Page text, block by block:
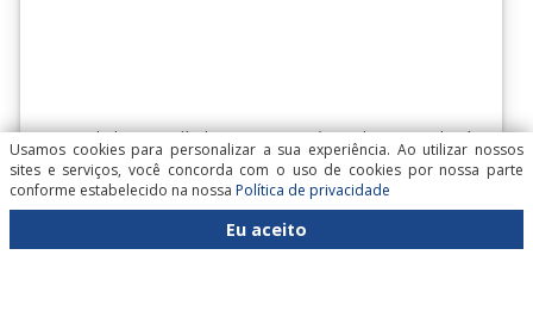
Oportunidade imperdível! Apartamento à venda no Condomínio
Massimo, com fácil acesso às principais vias expressas, como
Dutra e [leia mais...]
Venda:R$ 760.000 Ref. DF5806
Usamos cookies para personalizar a sua experiência. Ao utilizar nossos
sites e serviços, você concorda com o uso de cookies por nossa parte
conforme estabelecido na nossa Política de privacidade
Eu aceito